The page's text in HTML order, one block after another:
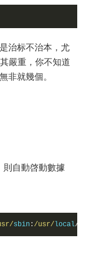
治标不治本，尤
嚴重，你不知道
非就幾個。
自動啓動數據
sbin : /usr/local/